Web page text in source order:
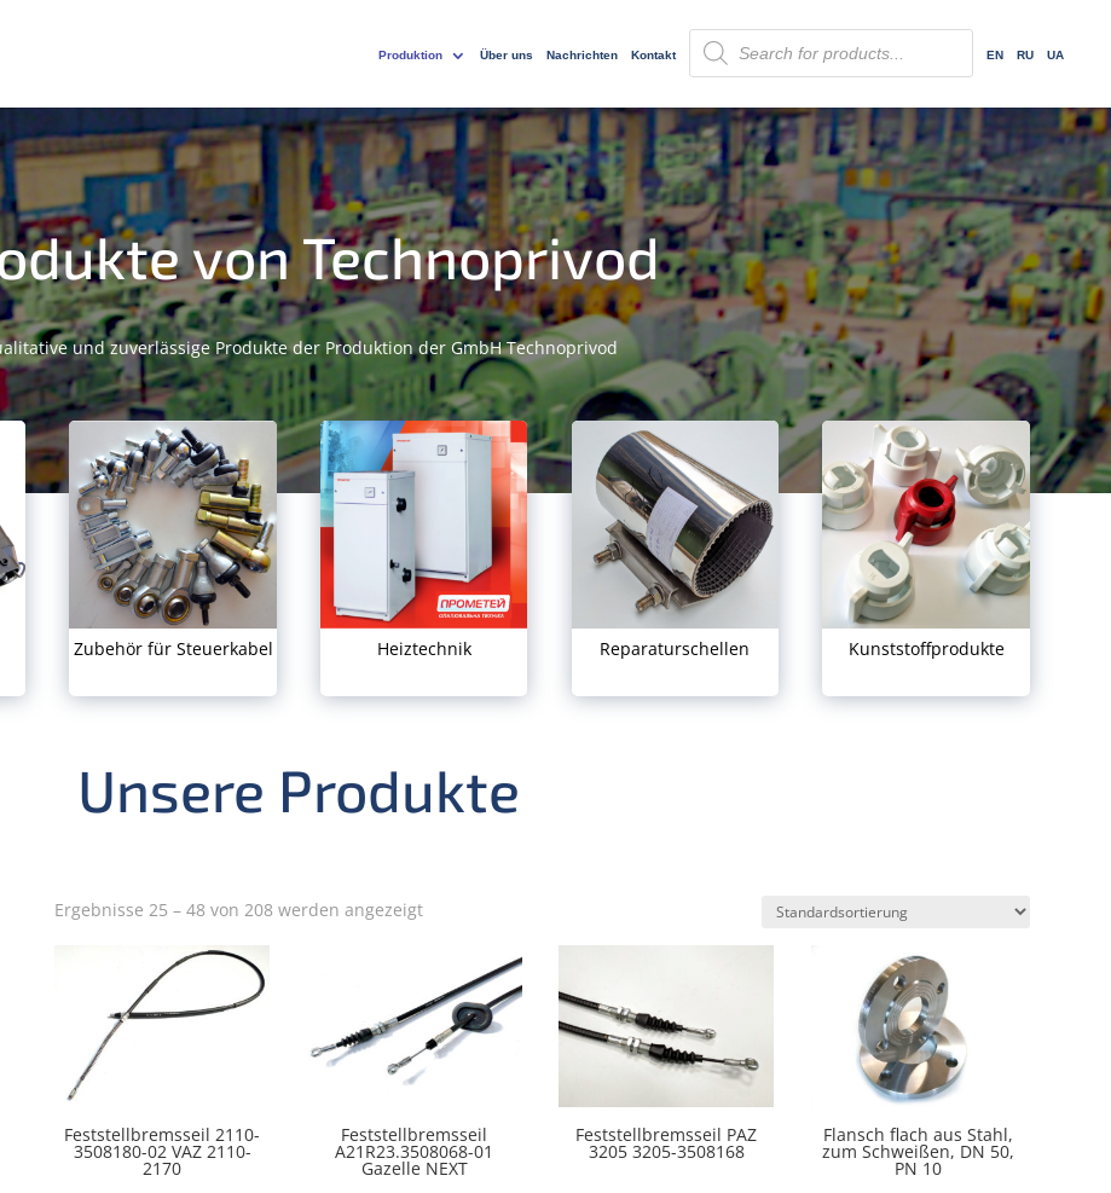
Produktion Über uns Nachrichten Kontakt
Products
search
EN RU UA
von Technoprivod
und zuverlässige Produkte der Produktion der GmbH Technoprivod
Zubehör für Steuerkabel Heiztechnik Reparaturschellen Kunststoffprodukte
Unsere Produkte
Ergebnisse 25 – 48 von 208 werden angezeigt
Feststellbremsseil 2110-
3508180-02 VAZ 2110-
2170
Feststellbremsseil
A21R23.3508068-01
Gazelle NEXT
Feststellbremsseil PAZ
3205 3205-3508168
Flansch flach aus Stahl,
zum Schweißen, DN 50,
PN 10